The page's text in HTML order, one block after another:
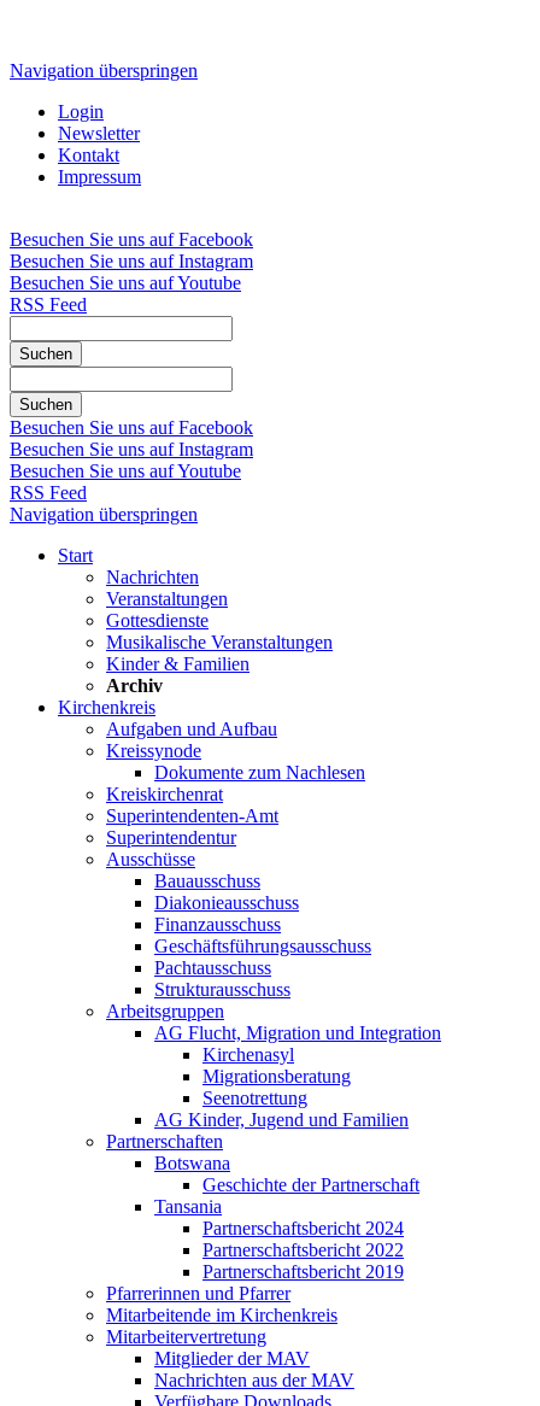
Navigation überspringen
Login
Newsletter
Kontakt
Impressum
Besuchen Sie uns auf Facebook
Besuchen Sie uns auf Instagram
Besuchen Sie uns auf Youtube
RSS Feed
Suchen
Suchen
Besuchen Sie uns auf Facebook
Besuchen Sie uns auf Instagram
Besuchen Sie uns auf Youtube
RSS Feed
Navigation überspringen
Start
Nachrichten
Veranstaltungen
Gottesdienste
Musikalische Veranstaltungen
Kinder & Familien
Archiv
Kirchenkreis
Aufgaben und Aufbau
Kreissynode
Dokumente zum Nachlesen
Kreiskirchenrat
Superintendenten-Amt
Superintendentur
Ausschüsse
Bauausschuss
Diakonieausschuss
Finanzausschuss
Geschäftsführungsausschuss
Pachtausschuss
Strukturausschuss
Arbeitsgruppen
AG Flucht, Migration und Integration
Kirchenasyl
Migrationsberatung
Seenotrettung
AG Kinder, Jugend und Familien
Partnerschaften
Botswana
Geschichte der Partnerschaft
Tansania
Partnerschaftsbericht 2024
Partnerschaftsbericht 2022
Partnerschaftsbericht 2019
Pfarrerinnen und Pfarrer
Mitarbeitende im Kirchenkreis
Mitarbeitervertretung
Mitglieder der MAV
Nachrichten aus der MAV
Verfügbare Downloads